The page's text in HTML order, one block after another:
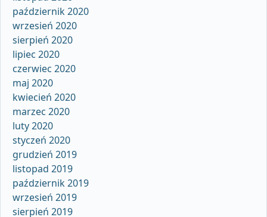
październik 2020
wrzesień 2020
sierpień 2020
lipiec 2020
czerwiec 2020
maj 2020
kwiecień 2020
marzec 2020
luty 2020
styczeń 2020
grudzień 2019
listopad 2019
październik 2019
wrzesień 2019
sierpień 2019